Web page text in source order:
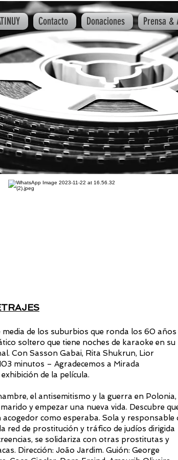
Contacto Donaciones Prensa &
de los suburbios que ronda los 60 años
soltero que tiene noches de karaoke en su
Con Sasson Gabai, Rita Shukrun, Lior
minutos – Agradecemos a Mirada
de la película.
el antisemitismo y la guerra en Polonia,
y empezar una nueva vida. Descubre
como esperaba. Sola y responsable
red de prostitución y tráfico de judíos dirigida
se solidariza con otras prostitutas y
Dirección: João Jardim. Guión: George